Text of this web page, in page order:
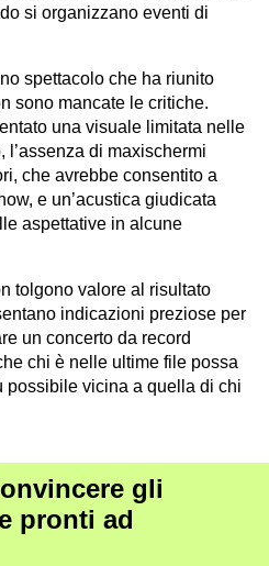
si organizzano eventi di
spettacolo che ha riunito
sono mancate le critiche.
una visuale limitata nelle
di maxischermi
che avrebbe consentito a
e un’acustica giudicata
aspettative in alcune
tolgono valore al risultato
indicazioni preziose per
un concerto da record
chi è nelle ultime file possa
possibile vicina a quella di chi
gli
pronti ad